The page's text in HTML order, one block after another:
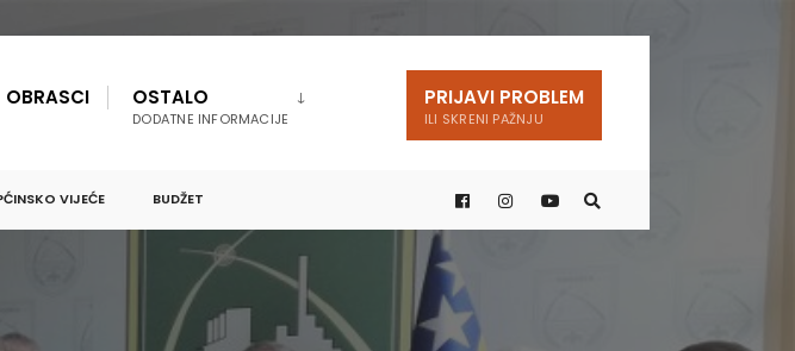
OBRASCI OSTALO
DODATNE INFORMACIJE
PRIJAVI PROBLEM
ILI SKRENI PAŽNJU
VIJEĆE BUDŽET